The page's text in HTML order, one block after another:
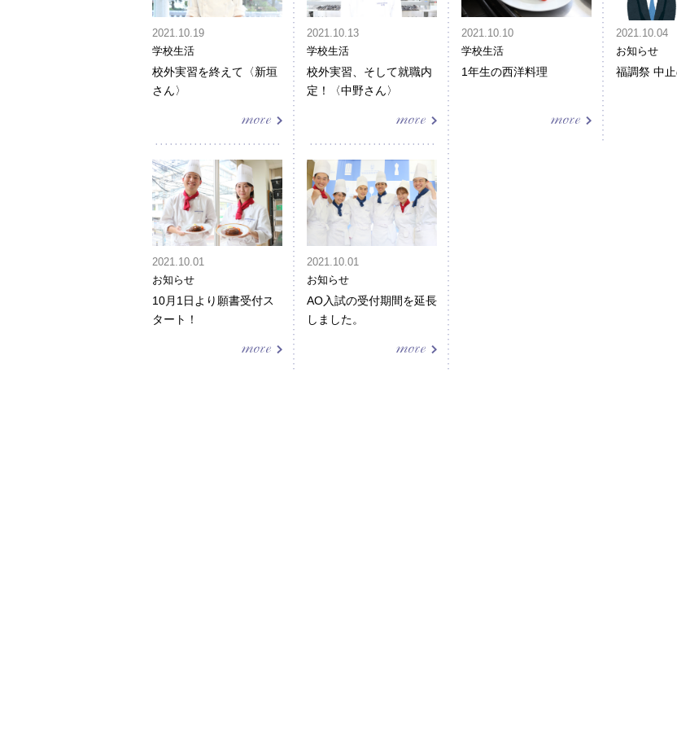
2021.10.19
学校生活
校外実習を終えて〈新垣
さん〉
2021.10.13
学校生活
校外実習、そして就職内
定！〈中野さん〉
2021.10.10
学校生活
1年生の西洋料理
2021.10.04
お知らせ
福調祭 中
2021.10.01
お知らせ
10月1日より願書受付ス
タート！
2021.10.01
お知らせ
AO入試の受付期間を延長
しました。